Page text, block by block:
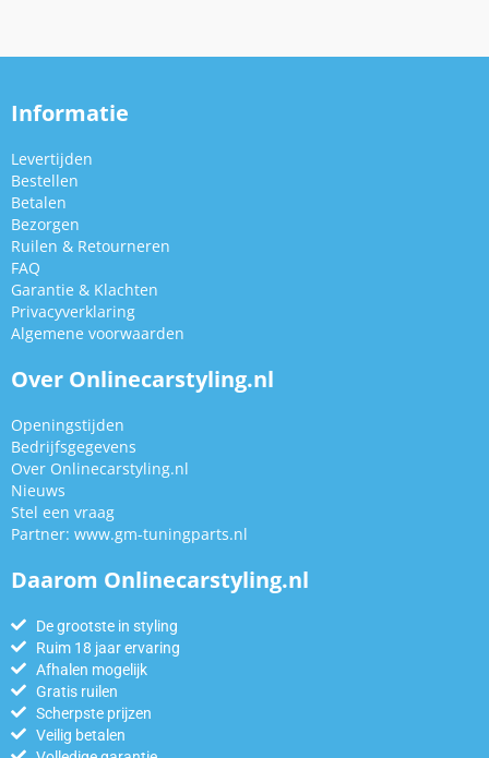
Informatie
Levertijden
Bestellen
Betalen
Bezorgen
Ruilen & Retourneren
FAQ
Garantie & Klachten
Privacyverklaring
Algemene voorwaarden
Over Onlinecarstyling.nl
Openingstijden
Bedrijfsgegevens
Over Onlinecarstyling.nl
Nieuws
Stel een vraag
Partner: www.gm-tuningparts.nl
Daarom Onlinecarstyling.nl
De grootste in styling
Ruim 18 jaar ervaring
Afhalen mogelijk
Gratis ruilen
Scherpste prijzen
Veilig betalen